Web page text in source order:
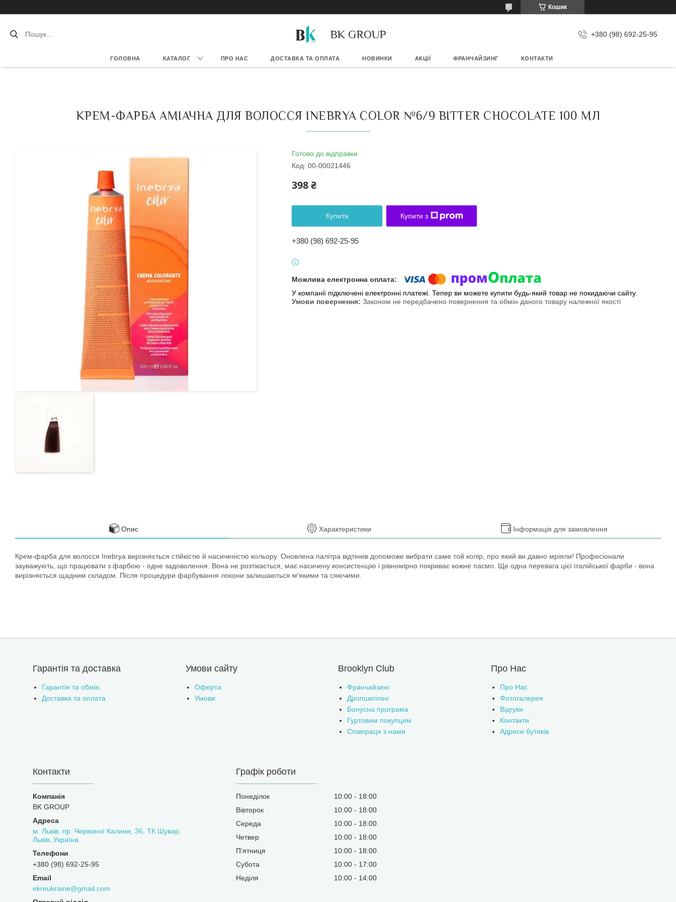
Кошик
BK GROUP +380 (98) 692-25-95
ГОЛОВНА КАТАЛОГ ПРО НАС ДОСТАВКА ТА ОПЛАТА НОВИНКИ АКЦІЇ ФРАНЧАЙЗИНГ КОНТАКТИ
КРЕМ-ФАРБА АМІАЧНА ДЛЯ ВОЛОССЯ INEBRYA СOLOR №6/9 BITTER CHOCOLATE 100 МЛ
Готово до відправки
Код: 00-00021446
398 ₴
Купити Купити з
+380 (98) 692-25-95
У компанії підключені електронні платежі. Тепер ви можете купити будь-який товар не покидаючи сайту.
Законом не передбачено повернення та обмін даного товару належної якості
Опис Характеристики Інформація для замовлення
Крем-фарба для волосся Inebrya вирізняється стійкістю й насиченістю кольору. Оновлена палітра відтінків допоможе вибрати саме той колір, про який ви давно мріяли! Професіонали
зауважують, що працювати з фарбою - одне задоволення. Вона не розтікається, має насичену консистенцію і рівномірно покриває кожне пасмо. Ще одна перевага цієї італійської фарби - вона
вирізняється щадним складом. Після процедури фарбування локони залишаються м'якими та сяючими.
Гарантія та доставка
Гарантія та обмін
Доставка та оплата
Умови сайту
Оферта
Умови
Brooklyn Club
Франчайзинг
Дропшиппінг
Бонусна програма
Гуртовим покупцям
Співпраця з нами
Про Нас
Про Нас
Фотогалерея
Відгуки
Контакти
Адреси бутиків
Контакти
BK GROUP
м. Львів, пр. Червоної Калини, 36, ТК Шувар,
Львів, Україна
+380 (98) 692-25-95
ekreukraine@gmail.com
Графік роботи
Понеділок 10:00
18:00
Вівторок
10:00
18:00
Середа
10:00
18:00
Четвер
10:00
18:00
Пʼятниця
10:00
18:00
Субота
10:00
17:00
Неділя
10:00 14:00